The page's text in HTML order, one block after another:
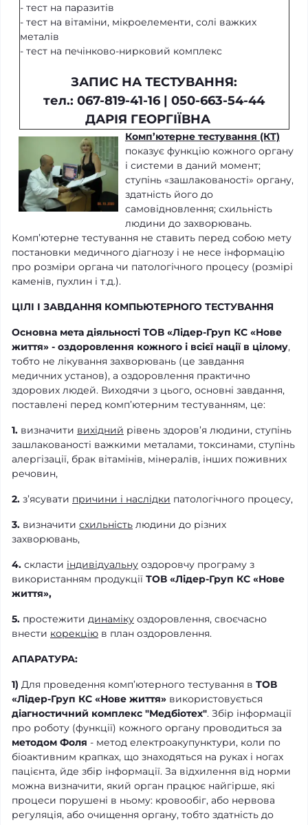
- тест на паразитів
- тест на вітаміни, мікроелементи, солі важких
металів
- тест на печінково-нирковий комплекс
ЗАПИС НА ТЕСТУВАННЯ:
тел.: 067-819-41-16 | 050-663-54-44
ДАРІЯ ГЕОРГІЇВНА
Комп’ютерне тестування (КТ)
показує функцію кожного органу
і системи в даний момент;
ступінь «зашлакованості» органу,
здатність його до
самовідновлення; схильність
людини до захворювань.
Комп’ютерне тестування не ставить перед собою мету
постановки медичного діагнозу і не несе інформацію
про розміри органа чи патологічного процесу (розмірі
каменів, пухлин і т.д.).
ЦІЛІ І ЗАВДАННЯ КОМПЬЮТЕРНОГО ТЕСТУВАННЯ
Основна мета діяльності ТОВ «Лідер-Груп КС «Нове
життя» - оздоровлення кожного і всієї нації в цілому,
тобто не лікування захворювань (це завдання
медичних установ), а оздоровлення практично
здорових людей. Виходячи з цього, основні завдання,
поставлені перед комп’ютерним тестуванням, це:
1. визначити вихідний рівень здоров’я людини, ступінь
зашлакованості важкими металами, токсинами, ступінь
алергізації, брак вітамінів, мінералів, інших поживних
речовин,
2. з’ясувати причини і наслідки патологічного процесу,
3. визначити схильність людини до різних
захворювань,
4. скласти індивідуальну оздоровчу програму з
використанням продукції ТОВ «Лідер-Груп КС «Нове
життя»,
5. простежити динаміку оздоровлення, своєчасно
внести корекцію в план оздоровлення.
АПАРАТУРА:
1) Для проведення комп’ютерного тестування в ТОВ
«Лідер-Груп КС «Нове життя» використовується
діагностичний комплекс "Медбіотех". Збір інформації
про роботу (функції) кожного органу проводиться за
методом Фоля - метод електроакупунктури, коли по
біоактивним крапках, що знаходяться на руках і ногах
пацієнта, йде збір інформації. За відхилення від норми
можна визначити, який орган працює найгірше, які
процеси порушені в ньому: кровообіг, або нервова
регуляція, або очищення органу, тобто здатність до